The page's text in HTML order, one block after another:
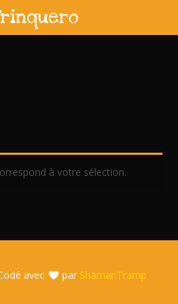
à votre sélection.
avec par ShamanTramp